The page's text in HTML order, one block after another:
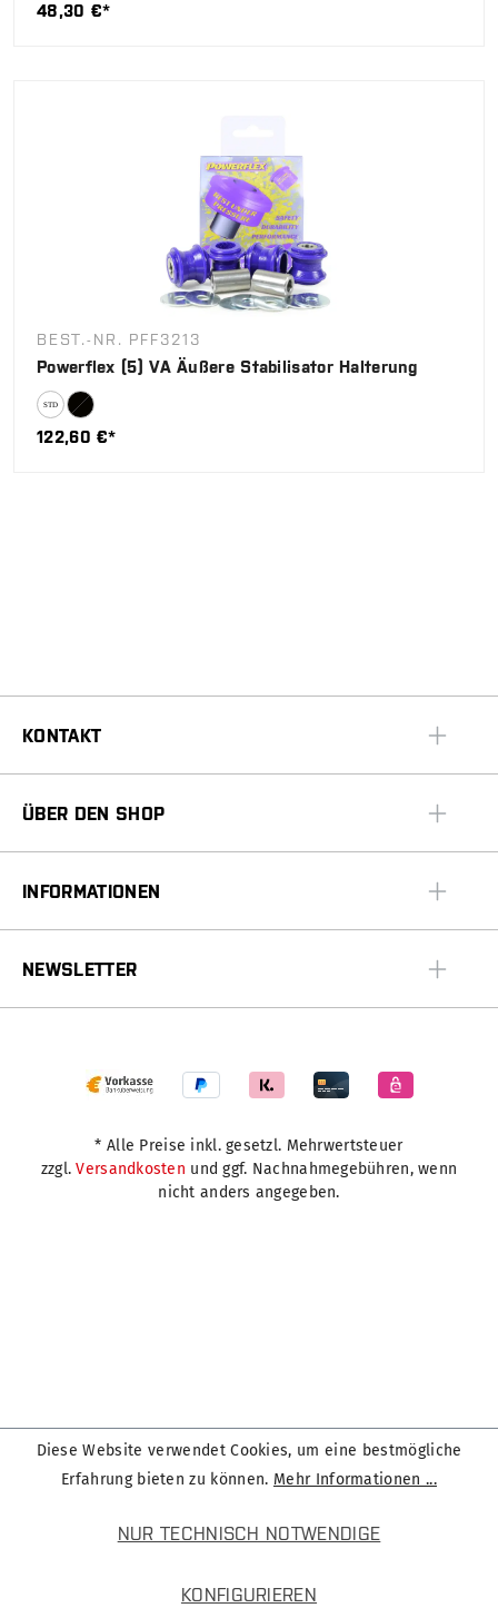
48,30 €*
BEST.-NR. PFF3213
Powerflex (5) VA Äußere Stabilisator Halterung
122,60 €*
KONTAKT
ÜBER DEN SHOP
INFORMATIONEN
NEWSLETTER
* Alle Preise inkl. gesetzl. Mehrwertsteuer
zzgl.Versandkosten und ggf. Nachnahmegebühren, wenn
nicht anders angegeben.
Diese Website verwendet Cookies, um eine bestmögliche
Erfahrung bieten zu können. Mehr Informationen ...
NUR TECHNISCH NOTWENDIGE
KONFIGURIEREN